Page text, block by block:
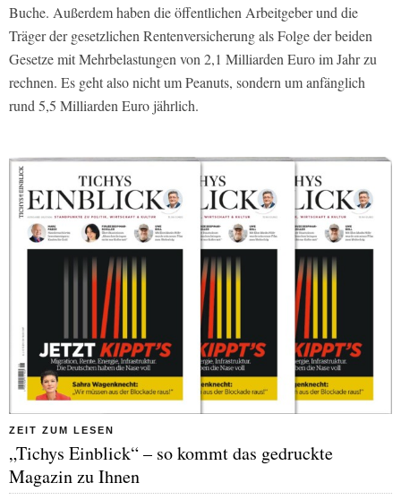
Buche. Außerdem haben die öffentlichen Arbeitgeber und die
Träger der gesetzlichen Rentenversicherung als Folge der beiden
Gesetze mit Mehrbelastungen von 2,1 Milliarden Euro im Jahr zu
rechnen. Es geht also nicht um Peanuts, sondern um anfänglich
rund 5,5 Milliarden Euro jährlich.
ZEIT ZUM LESEN
„Tichys Einblick“ – so kommt das gedruckte
Magazin zu Ihnen